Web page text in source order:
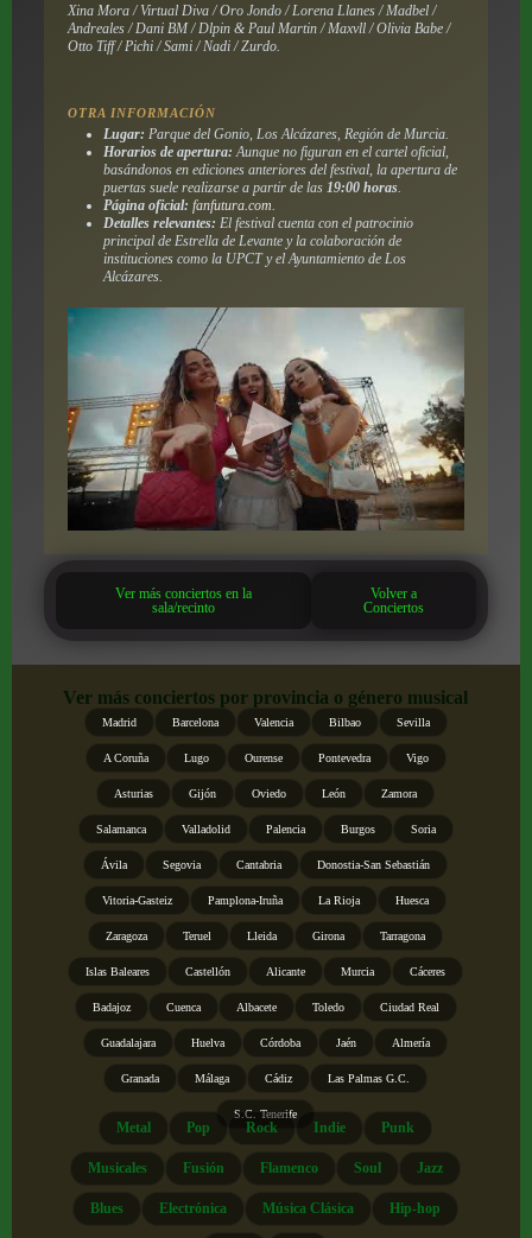
Xina Mora / Virtual Diva / Oro Jondo / Lorena Llanes / Madbel /
Andreales / Dani BM / Dlpin & Paul Martin / Maxvll / Olivia Babe /
Otto Tiff / Pichi / Sami / Nadi / Zurdo.
OTRA INFORMACIÓN
Lugar: Parque del Gonio, Los Alcázares, Región de Murcia.
Horarios de apertura: Aunque no figuran en el cartel oficial,
basándonos en ediciones anteriores del festival, la apertura de
puertas suele realizarse a partir de las 19:00 horas.
Página oficial: fanfutura.com.
Detalles relevantes: El festival cuenta con el patrocinio
principal de Estrella de Levante y la colaboración de
instituciones como la UPCT y el Ayuntamiento de Los
Alcázares.
Ver más conciertos en la
sala/recinto
Volver a
Conciertos
Ver más conciertos por provincia o género musical
Madrid Barcelona Valencia Bilbao Sevilla
A Coruña Lugo Ourense Pontevedra Vigo
Asturias Gijón Oviedo León Zamora
Salamanca Valladolid Palencia Burgos Soria
Ávila Segovia Cantabria Donostia-San Sebastián
Vitoria-Gasteiz Pamplona-Iruña La Rioja Huesca
Zaragoza Teruel Lleida Girona Tarragona
Islas Baleares Castellón Alicante Murcia Cáceres
Badajoz Cuenca Albacete Toledo Ciudad Real
Guadalajara Huelva Córdoba Jaén Almería
Granada Málaga Cádiz Las Palmas G.C.
S.C. Tenerife
Metal Pop Rock Indie Punk
Musicales Fusión Flamenco Soul Jazz
Blues Electrónica Música Clásica Hip-hop